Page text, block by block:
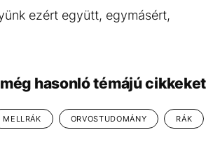
ezért együtt, egymásért,
hasonló témájú cikkeket
MELLRÁK ORVOSTUDOMÁNY RÁK